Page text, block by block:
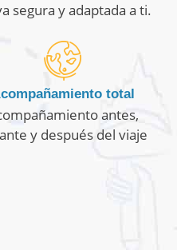
segura y adaptada a ti.
total
antes,
y después del viaje